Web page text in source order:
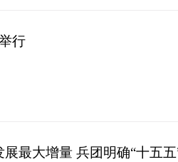
行
最大增量 兵团明确“十五